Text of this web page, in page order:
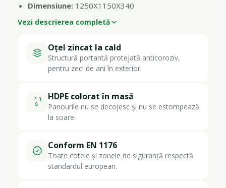
Dimensiune: 1250X1150X340
Vezi descrierea completă
Oțel zincat la cald
Structură portantă protejată anticoroziv,
pentru zeci de ani în exterior.
HDPE colorat în masă
Panourile nu se decojesc și nu se estompează
la soare.
Conform EN 1176
Toate cotele și zonele de siguranță respectă
standardul european.